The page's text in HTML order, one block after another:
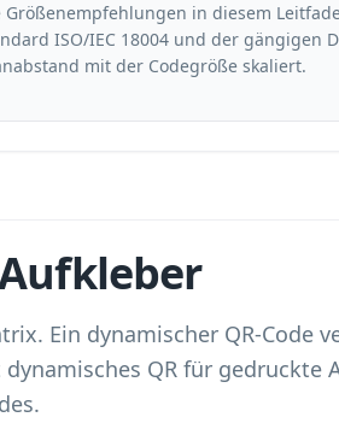
Größenempfehlungen in diesem
ISO/IEC 18004 und der gängigen
mit der Codegröße skaliert.
Ein dynamischer QR-Code
QR für gedruckte
.